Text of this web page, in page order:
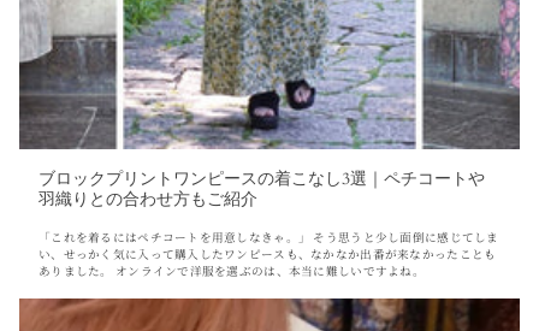
ブロックプリントワンピースの着こなし3選｜ペチコートや
羽織りとの合わせ方もご紹介
「これを着るにはペチコートを用意しなきゃ。」 そう思うと少し面倒に感じてしま
い、せっかく気に入って購入したワンピースも、なかなか出番が来なかったことも
ありました。 オンラインで洋服を選ぶのは、本当に難しいですよね。